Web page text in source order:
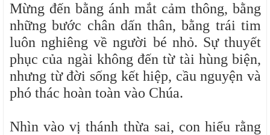
Mừng đến bằng ánh mắt cảm thông, bằng
những bước chân dấn thân, bằng trái tim
luôn nghiêng về người bé nhỏ. Sự thuyết
phục của ngài không đến từ tài hùng biện,
nhưng từ đời sống kết hiệp, cầu nguyện và
phó thác hoàn toàn vào Chúa.
Nhìn vào vị thánh thừa sai, con hiểu rằng